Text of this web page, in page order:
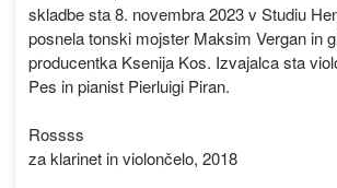
skladbe sta 8. novembra 2023 v Studiu
posnela tonski mojster Maksim Vergan in
producentka Ksenija Kos. Izvajalca sta
Pes in pianist Pierluigi Piran.
Rossss
za klarinet in violončelo, 2018